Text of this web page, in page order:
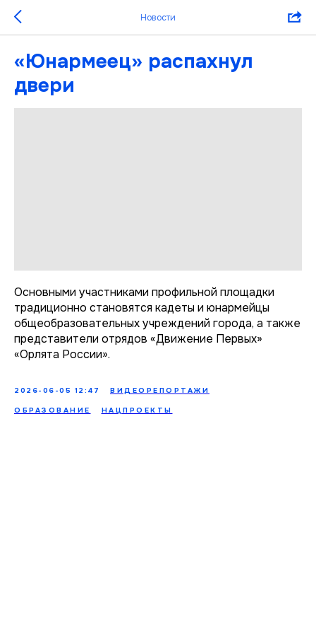
Новости
«Юнармеец» распахнул
двери
Основными участниками профильной площадки
традиционно становятся кадеты и юнармейцы
общеобразовательных учреждений города, а также
представители отрядов «Движение Первых»
«Орлята России».
2026-06-05 12:47 ВИДЕОРЕПОРТАЖИ
ОБРАЗОВАНИЕ НАЦПРОЕКТЫ